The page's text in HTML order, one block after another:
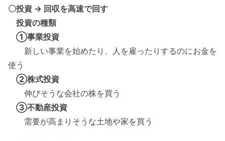
〇投資 → 回収を高速で回す
投資の種類
①事業投資
新しい事業を始めたり、人を雇ったりするのにお金を
使う
②株式投資
伸びそうな会社の株を買う
③不動産投資
需要が高まりそうな土地や家を買う